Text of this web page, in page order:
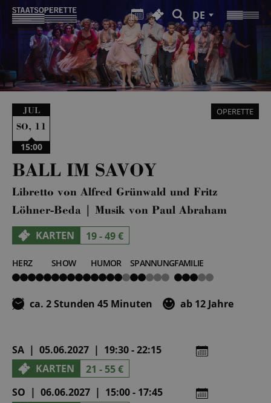
DE
JUL
SO, 11
15:00
OPERETTE
BALL IM SAVOY
Libretto von Alfred Grünwald und Fritz
Löhner-Beda | Musik von Paul Abraham
KARTEN 19 - 49 €
HERZ
5
von
SHOW
5
von
HUMOR
4
von
SPANNUNG
2
von
FAMILIE
3
von
ca. 2 Stunden 45 Minuten ab 12 Jahre
SA | 05.06.2027 | 19:30 - 22:15
KARTEN
21 - 55 €
SO | 06.06.2027 | 15:00 - 17:45